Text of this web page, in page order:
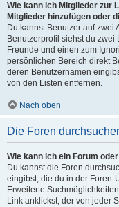
Wie kann ich Mitglieder zur
Mitglieder hinzufügen oder
Du kannst Benutzer auf zwei
Benutzerprofil siehst du
Freunde und einen zum
persönlichen Bereich direkt
deren Benutzernamen
von den Listen entfernen.
Nach oben
Die Foren
Wie kann ich ein Forum
Du kannst die Foren
eingibst, die du in der Foren-
Erweiterte
Link anklickst, der von jeder